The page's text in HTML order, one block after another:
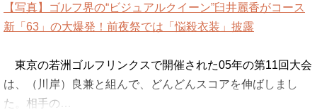
【写真】ゴルフ界の“ビジュアルクイーン”臼井麗香がコース
新「63」の大爆発！前夜祭では「悩殺衣装」披露
東京の若洲ゴルフリンクスで開催された05年の第11回大会
は、（川岸）良兼と組んで、どんどんスコアを伸ばしまし
た。相手の…